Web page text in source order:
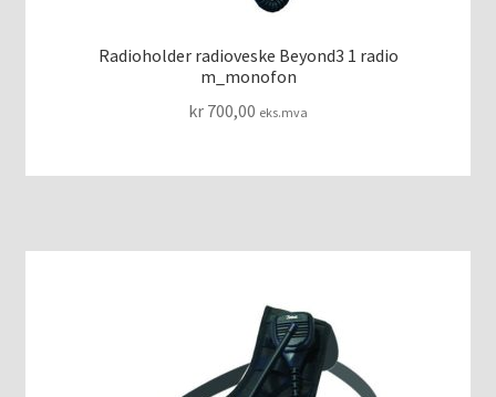
Radioholder radioveske Beyond3 1 radio
m_monofon
kr 700,00 eks.mva